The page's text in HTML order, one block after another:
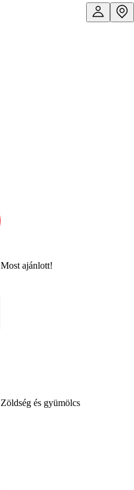
Most ajánlott!
Zöldség és gyümölcs